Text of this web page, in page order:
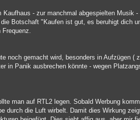
- zur manchmal abgespielten Musik
Botschaft "Kaufen ist gut, es beruhigt dich
Frequenz.
noch gemacht wird, besonders in Aufzügen
in Panik ausbrechen könnte - wegen
man auf RTL2 legen. Sobald Werbung
durch die Luft wirbelt. Damit dies Wirkung